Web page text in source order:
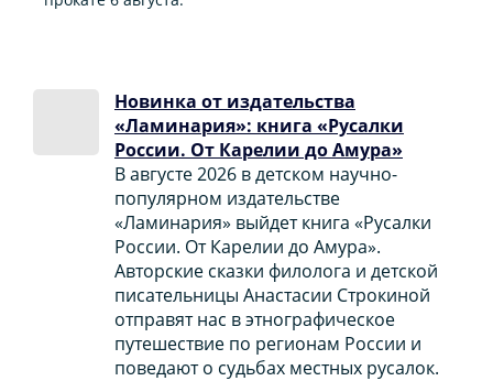
Новинка от издательства
«Ламинария»: книга «Русалки
России. От Карелии до Амура»
В августе 2026 в детском научно-
популярном издательстве
«Ламинария» выйдет книга «Русалки
России. От Карелии до Амура».
Авторские сказки филолога и детской
писательницы Анастасии Строкиной
отправят нас в этнографическое
путешествие по регионам России и
поведают о судьбах местных русалок.